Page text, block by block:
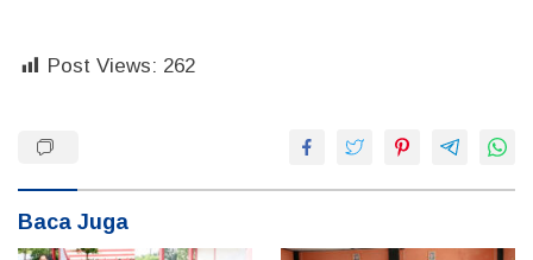
Post Views: 262
Baca Juga